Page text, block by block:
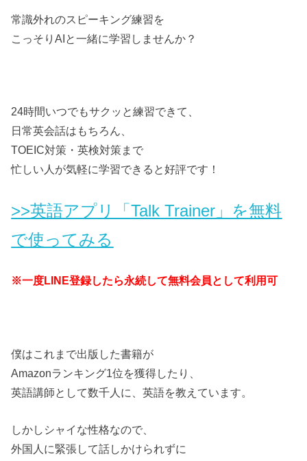
常識外れのスピーキング練習を
こっそりAIと一緒に学習しませんか？
24時間いつでもサクッと練習できて、
日常英会話はもちろん、
TOEIC対策・英検対策まで
忙しい人が気軽に学習できると好評です！
>>英語アプリ「Talk Trainer」を無料
で使ってみる
※一度LINE登録したら永続して無料会員として利用可
僕はこれまで出版した書籍が
Amazonランキング1位を獲得したり、
英語講師として数千人に、英語を教えています。
しかしシャイな性格なので、
外国人に緊張して話しかけられずに